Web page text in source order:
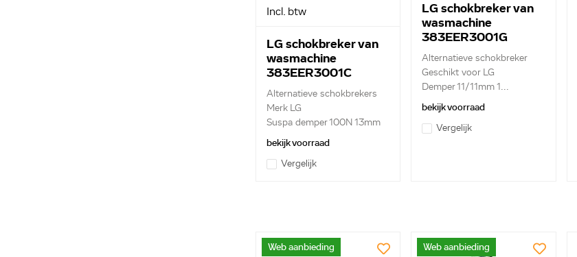
Incl. btw
LG schokbreker van
wasmachine
383EER3001C
Alternatieve schokbrekers
Merk LG
Suspa demper 100N 13mm
...
bekijk voorraad
Vergelijk
LG schokbreker van
wasmachine
383EER3001G
Alternatieve schokbreker
Geschikt voor LG
Demper 11/11mm 1...
bekijk voorraad
Vergelijk
Web aanbieding Web aanbieding